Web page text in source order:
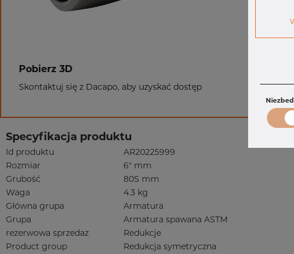
Pobierz 3D
Skontaktuj się z Dacapo, aby uzyskać dostęp
Specyfikacja produktu
Id produktu
AR20225999
Rozmiar
6" mm
Grubość
80S mm
Waga
4.3 kg
Główna grupa
Armatura
Grupa
Armatura spawana ASTM
rezerwowa sprzedaz
Redukcje
Product group
Redukcja symetryczna